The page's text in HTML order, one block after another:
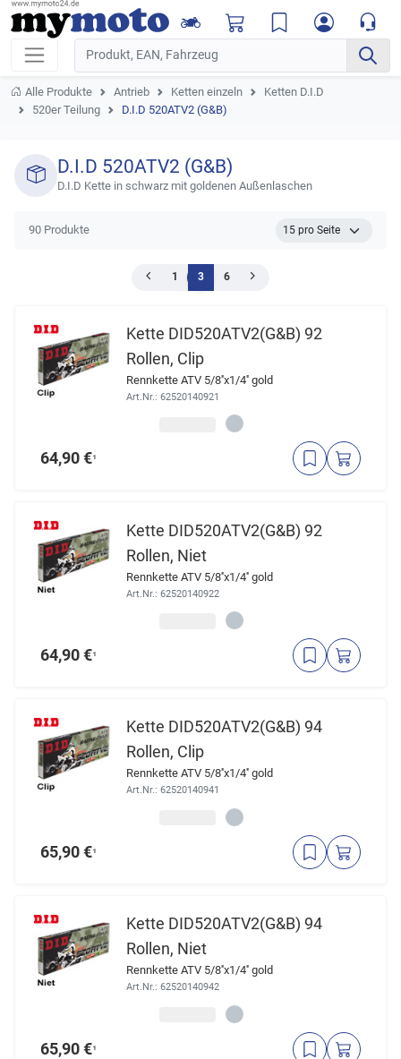
Alle Produkte Antrieb Ketten einzeln
Ketten D.I.D
520er Teilung
D.I.D 520ATV2 (G&B)
D.I.D 520ATV2 (G&B)
D.I.D Kette in schwarz mit goldenen Außenlaschen
90 Produkte
1 3 6
Kette DID520ATV2(G&B) 92
Rollen, Clip
Rennkette ATV 5/8''x1/4'' gold
Art.Nr.: 62520140921
64,90 €¹
Kette DID520ATV2(G&B) 92
Rollen, Niet
Rennkette ATV 5/8''x1/4'' gold
Art.Nr.: 62520140922
64,90 €¹
Kette DID520ATV2(G&B) 94
Rollen, Clip
Rennkette ATV 5/8''x1/4'' gold
Art.Nr.: 62520140941
65,90 €¹
Kette DID520ATV2(G&B) 94
Rollen, Niet
Rennkette ATV 5/8''x1/4'' gold
Art.Nr.: 62520140942
65,90 €¹